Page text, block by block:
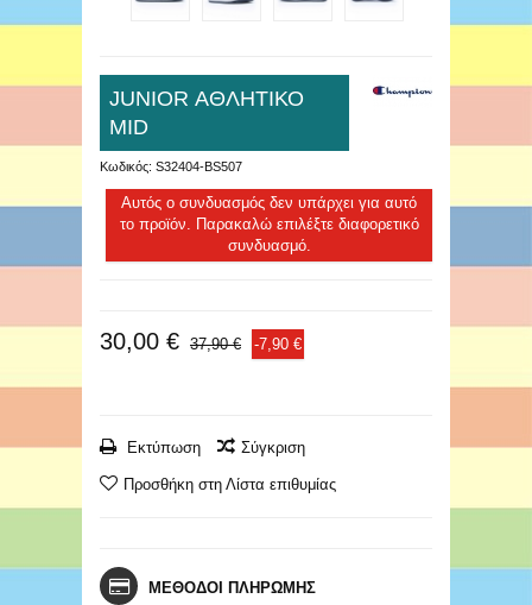
JUNIOR ΑΘΛΗΤΙΚΟ
MID
Κωδικός: S32404-BS507
Αυτός ο συνδυασμός δεν υπάρχει για αυτό
το προϊόν. Παρακαλώ επιλέξτε διαφορετικό
συνδυασμό.
30,00 € 37,90 € -7,90 €
Εκτύπωση Σύγκριση
Προσθήκη στη Λίστα επιθυμίας
ΜΕΘΟΔΟΙ ΠΛΗΡΩΜΗΣ